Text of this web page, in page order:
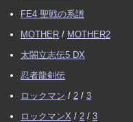
FE4 聖戦の系譜
MOTHER / MOTHER2
太閤立志伝5 DX
忍者龍剣伝
ロックマン / 2 / 3
ロックマンX / 2 / 3